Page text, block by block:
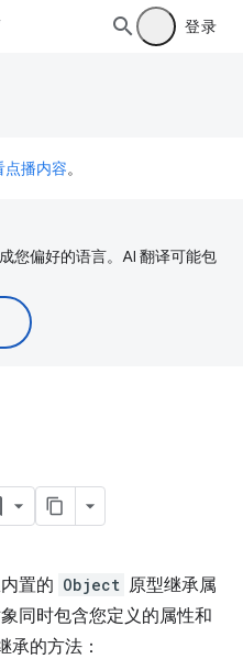
登录
点播内容。
您偏好的语言。AI 翻译可能包
置的 Object 原型继承属
同时包含您定义的属性和
的方法：